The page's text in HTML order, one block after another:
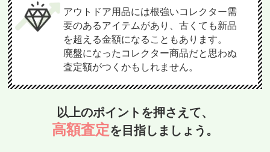
アウトドア用品には根強いコレクター需
要のあるアイテムがあり、古くても新品
を超える金額になることもあります。
廃盤になったコレクター商品だと思わぬ
査定額がつくかもしれません。
以上のポイントを押さえて、
高額査定を目指しましょう。